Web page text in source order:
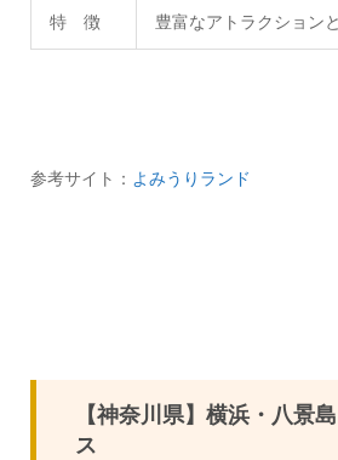
特 徴 豊富なアトラクション
参考サイト： よみうりランド
【神奈川県】横浜・八景
ス